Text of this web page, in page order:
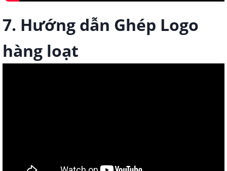
7. Hướng dẫn Ghép Logo
hàng loạt